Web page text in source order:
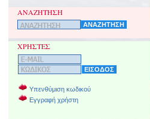
ΑΝΑΖΗΤΗΣΗ
ΧΡΗΣΤΕΣ
Υπενθύμιση κωδικού
Εγγραφή χρήστη